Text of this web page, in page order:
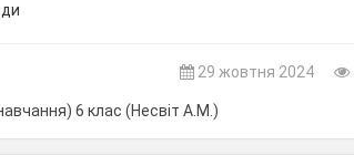
29 жовтня 2024
6 клас (Несвіт А.М.)